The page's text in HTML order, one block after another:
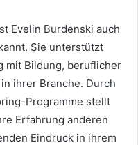
Evelin Burdenski auch
Sie unterstützt
mit Bildung, beruflicher
ihrer Branche. Durch
Programme stellt
Erfahrung anderen
Eindruck in ihrem